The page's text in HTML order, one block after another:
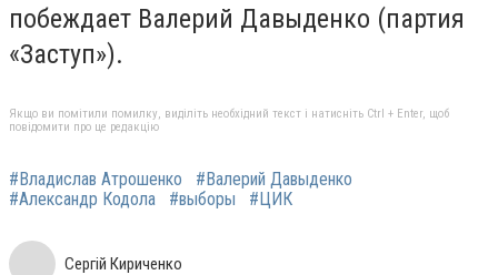
побеждает Валерий Давыденко (партия
«Заступ»).
Якщо ви помітили помилку, виділіть необхідний текст і натисніть Ctrl + Enter, щоб
повідомити про це редакцію
#Владислав Атрошенко
#Валерий Давыденко
#Александр Кодола
#выборы #ЦИК
Сергій Кириченко